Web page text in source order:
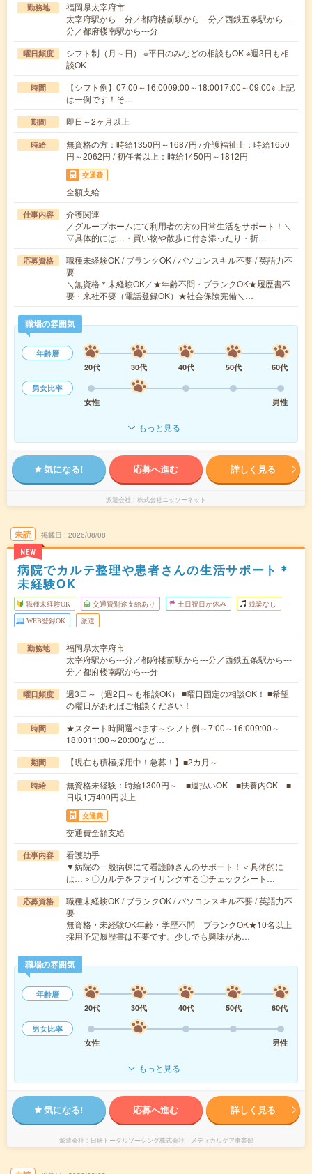
勤務地
福岡県太宰府市
太宰府駅から---分／都府楼前駅から---分／西鉄五条駅から---
分／都府楼南駅から---分
曜日頻度
シフト制（月～日） ※平日のみなどの相談もOK ※週3日も相
談OK
時間
【シフト例】07:00～16:0009:00～18:0017:00～09:00※ 上記
は一例です！そ…
期間 即日～2ヶ月以上
時給
無資格の方：時給1350円～1687円 / 介護福祉士：時給1650
円～2062円 / 初任者以上：時給1450円～1812円
交通費
全額支給
仕事内容
介護関連
／グループホームにて利用者の方の日常生活をサポート！＼
▽具体的には…・買い物や散歩に付き添ったり・折…
応募資格
職種未経験OK / ブランクOK / パソコンスキル不要 / 英語力不
要
＼無資格＊未経験OK／★年齢不問・ブランクOK★履歴書不
要・来社不要（電話登録OK）★社会保険完備＼…
職場の雰囲気
年齢層
20代
30代 40代 50代
60代
男女比率
女性
男性
もっと見る
気になる! 応募へ進む 詳しく見る
派遣会社 株式会社ニッソーネット
未読
NEW
掲載日 2026/08/08
病院でカルテ整理や患者さんの生活サポート＊
未経験OK
職種未経験OK 交通費別途支給あり 土日祝日が休み 残業なし
WEB登録OK 派遣
勤務地
福岡県太宰府市
太宰府駅から---分／都府楼前駅から---分／西鉄五条駅から---
分／都府楼南駅から---分
曜日頻度
週3日～（週2日～も相談OK） ■曜日固定の相談OK！ ■希望
の曜日があればご相談ください！
時間
★スタート時間選べます～シフト例～7:00～16:009:00～
18:0011:00～20:00など…
期間 【現在も積極採用中！急募！】■2カ月～
時給
無資格未経験：時給1300円～ ■週払いOK ■扶養内OK ■
日収1万400円以上
交通費
交通費全額支給
仕事内容
看護助手
▼病院の一般病棟にて看護師さんのサポート！＜具体的に
は…＞〇カルテをファイリングする〇チェックシート…
応募資格
職種未経験OK / ブランクOK / パソコンスキル不要 / 英語力不
要
無資格・未経験OK年齢・学歴不問 ブランクOK★10名以上
採用予定履歴書は不要です。少しでも興味があ…
職場の雰囲気
年齢層
20代
30代 40代 50代
60代
男女比率
女性
男性
もっと見る
気になる! 応募へ進む 詳しく見る
派遣会社 日研トータルソーシング株式会社 メディカルケア事業部